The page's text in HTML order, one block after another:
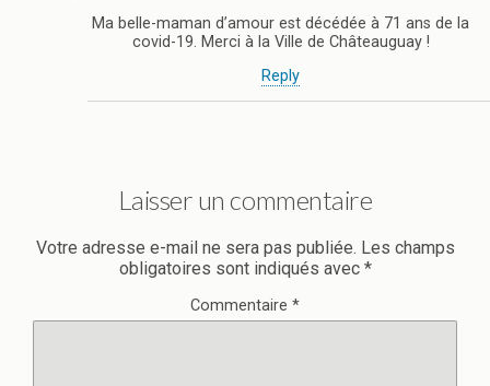
Ma belle-maman d’amour est décédée à 71 ans de la
covid-19. Merci à la Ville de Châteauguay !
Reply
Laisser un commentaire
Votre adresse e-mail ne sera pas publiée. Les champs
obligatoires sont indiqués avec *
Commentaire *